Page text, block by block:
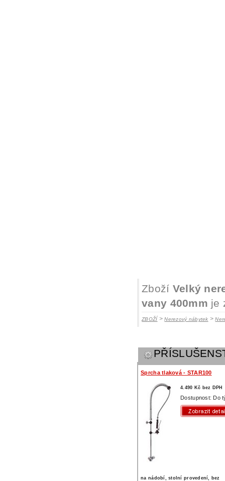
Zboží Velký
vany 400mm je
ZBOŽÍ >Nerezový nábytek >
Sprcha tlaková - STAR100
4.490 Kč bez DPH
Dostupnost: Do
na nádobí, stolní provedení, bez